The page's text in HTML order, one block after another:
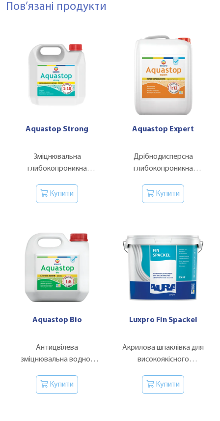
Пов’язані продукти
Aquastop Strong
Зміцнювальна
глибокопроникна
Купити
Aquastop Expert
Дрібнодисперсна
глибокопроникна
Купити
Aquastop Bio
Антицвілева
зміцнювальна водно-
концентрат.
Купити
Luxpro Fin Spaсkel
Акрилова шпаклівка для
високоякісного
Купити